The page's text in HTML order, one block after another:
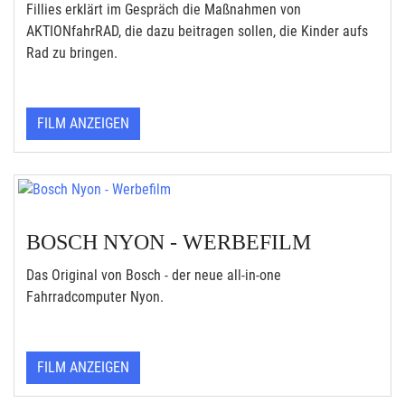
Fillies erklärt im Gespräch die Maßnahmen von
AKTIONfahrRAD, die dazu beitragen sollen, die Kinder aufs
Rad zu bringen.
FILM ANZEIGEN
BOSCH NYON - WERBEFILM
Das Original von Bosch - der neue all-in-one
Fahrradcomputer Nyon.
FILM ANZEIGEN